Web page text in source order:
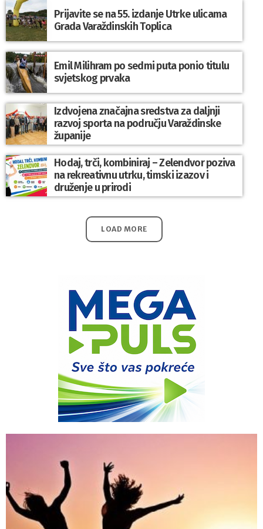
Prijavite se na 55. izdanje Utrke ulicama
Grada Varaždinskih Toplica
Emil Milihram po sedmi puta ponio titulu
svjetskog prvaka
Izdvojena značajna sredstva za daljnji
razvoj sporta na području Varaždinske
županije
Hodaj, trči, kombiniraj – Zelendvor poziva
na rekreativnu utrku, timski izazov i
druženje u prirodi
LOAD MORE